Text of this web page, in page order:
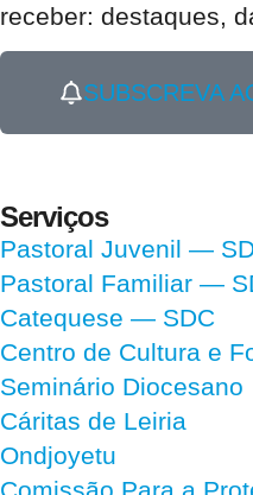
receber: destaques,
SUBSCREVA
Serviços
Pastoral Juvenil —
Pastoral Familiar —
Catequese — SDC
Centro de Cultura e
Seminário Diocesano
Cáritas de Leiria
Ondjoyetu
Comissão Para a